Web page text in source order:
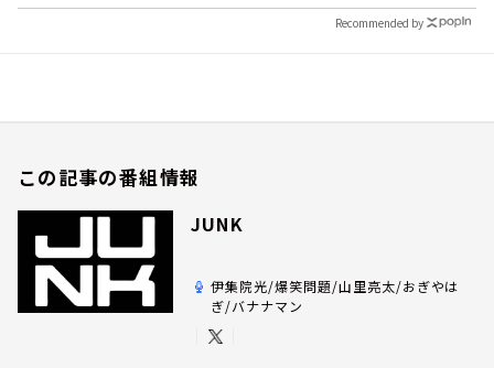
Recommended by
この記事の番組情報
JUNK
伊集院光/爆笑問題/山里亮太/おぎやは
ぎ/バナナマン